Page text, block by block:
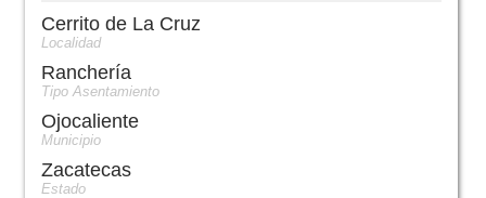
Cerrito de La Cruz
Localidad
Ranchería
Tipo Asentamiento
Ojocaliente
Municipio
Zacatecas
Estado